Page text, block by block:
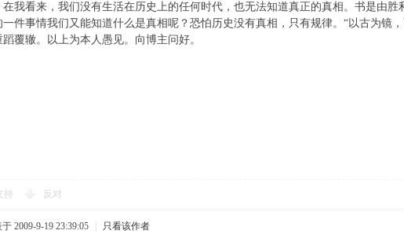
我看来，我们没有生活在历史上的任何时代，也无法知道真正的真相。书是由胜
件事情我们又能知道什么是真相呢？恐怕历史没有真相，只有规律。“以古为镜
蹈覆辙。以上为本人愚见。向博主问好。
持 反对
2009-9-19 23:39:05 只看该作者